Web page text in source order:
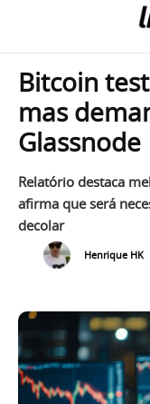
Bitcoin
mas
Glassnode
Relatório destaca
afirma que será
decolar
Henrique HK